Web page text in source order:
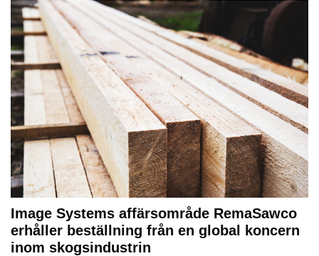
Image Systems affärsområde RemaSawco
erhåller beställning från en global koncern
inom skogsindustrin